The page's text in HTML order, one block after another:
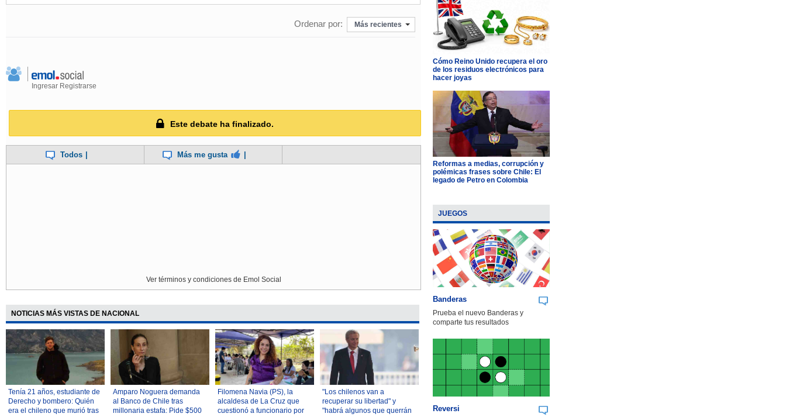
Ordenar por: Más recientes
Ingresar Registrarse
Este debate ha finalizado.
Todos Más me gusta
Ver términos y condiciones de Emol Social
NOTICIAS MÁS VISTAS DE NACIONAL
Tenía 21 años, estudiante de
Derecho y bombero: Quién
era el chileno que murió tras
Amparo Noguera demanda
al Banco de Chile tras
millonaria estafa: Pide $500
Filomena Navia (PS), la
alcaldesa de La Cruz que
cuestionó a funcionario por
"Los chilenos van a
recuperar su libertad" y
"habrá algunos que querrán
Cómo Reino Unido recupera el oro
de los residuos electrónicos para
hacer joyas
Reformas a medias, corrupción y
polémicas frases sobre Chile: El
legado de Petro en Colombia
JUEGOS
Banderas
Prueba el nuevo Banderas y
comparte tus resultados
Reversi